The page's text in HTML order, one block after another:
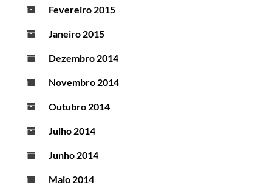
Fevereiro 2015
Janeiro 2015
Dezembro 2014
Novembro 2014
Outubro 2014
Julho 2014
Junho 2014
Maio 2014